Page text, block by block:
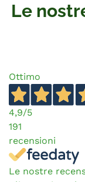
Le
Ottimo
4,9/5
191
recensioni
Le nostre